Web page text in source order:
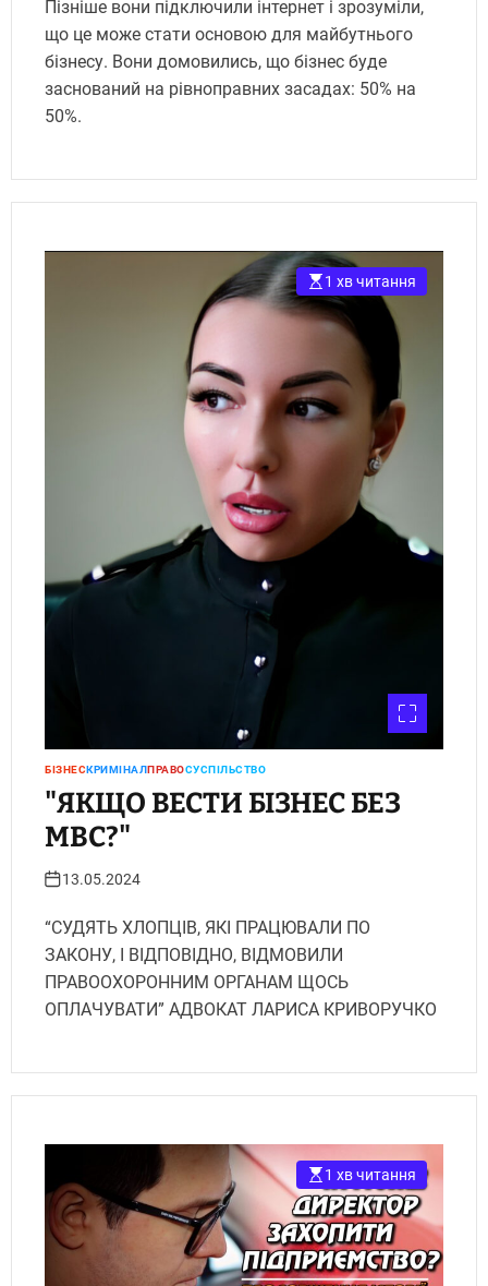
Пізніше вони підключили інтернет і зрозуміли,
що це може стати основою для майбутнього
бізнесу. Вони домовились, що бізнес буде
заснований на рівноправних засадах: 50% на
50%.
1 хв читання
БІЗНЕСКРИМІНАЛПРАВОСУСПІЛЬСТВО
"ЯКЩО ВЕСТИ БІЗНЕС БЕЗ
МВС?"
13.05.2024
“СУДЯТЬ ХЛОПЦІВ, ЯКІ ПРАЦЮВАЛИ ПО
ЗАКОНУ, І ВІДПОВІДНО, ВІДМОВИЛИ
ПРАВООХОРОННИМ ОРГАНАМ ЩОСЬ
ОПЛАЧУВАТИ” АДВОКАТ ЛАРИСА КРИВОРУЧКО
1 хв читання